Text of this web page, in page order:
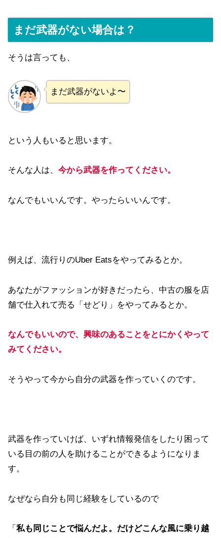
まだ武器がない場合は？
そうは言っても、
まだ武器がないよ〜
という人もいると思います。
そんな人は、 今から武器を作ってください。
なんでもいいんです。やったらいいんです。
例えば、流行りのUber Eatsをやってみるとか。
あなたがファッションが好きだったら、中古の服を店
舗で仕入れて売る「せどり」をやってみるとか。
なんでもいいので、興味のあることをとにかくやって
みてください。
そうやって今から自分の武器を作っていくのです。
武器を作っていけば、いずれ情報発信をしたり困って
いる目の前の人を助けることができるようになりま
す。
なぜなら自分も同じ経験をしているので
「 私も同じことで悩んだよ。だけどこんな風に乗り越